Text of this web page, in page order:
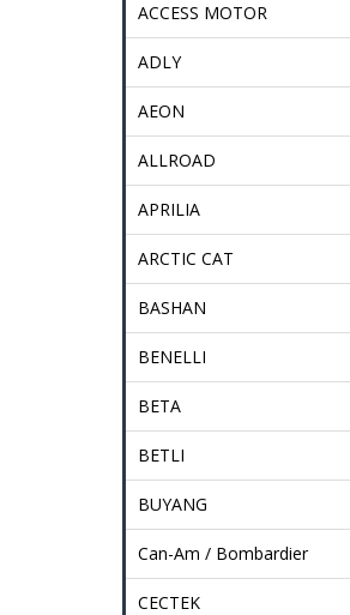
ACCESS MOTOR
ADLY
AEON
ALLROAD
APRILIA
ARCTIC CAT
BASHAN
BENELLI
BETA
BETLI
BUYANG
Can-Am / Bombardier
CECTEK